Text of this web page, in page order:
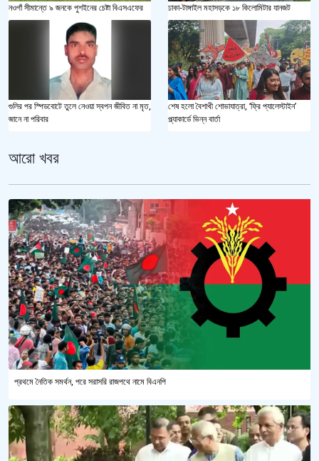
নওগাঁ সীমান্তে ৯ জনকে পুশইনের চেষ্টা বিএসএফের ঢাকা-টাঙ্গাইল মহাসড়কে ১৮ কিলোমিটার যানজট
গুলির পর স্পিডবোটে তুলে নেওয়া স্বপন জীবিত না মৃত,
জানে না পরিবার
শেষ হলো বৈশাখী শোভাযাত্রা, ‘ফ্রি প্যালেস্টাইন’
প্ল্যাকার্ডে ভিন্ন বার্তা
আরো খবর
প্রথমে নৈতিক সমর্থন, পরে সরাসরি রাজপথে নামে বিএনপি